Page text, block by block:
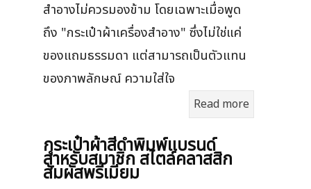
สำอางไม่ควรมองข้าม โดยเฉพาะเมื่อพูด
ถึง "กระเป๋าผ้าเครื่องสำอาง" ซึ่งไม่ใช่แค่
ของแถมธรรมดา แต่สามารถเป็นตัวแทน
ของภาพลักษณ์ ความใส่ใจ
Read more
กระเป๋าผ้าสีดำพิมพ์แบรนด์
สำหรับสมาชิก สไตล์คลาสสิก
สัมผัสพรีเมียม